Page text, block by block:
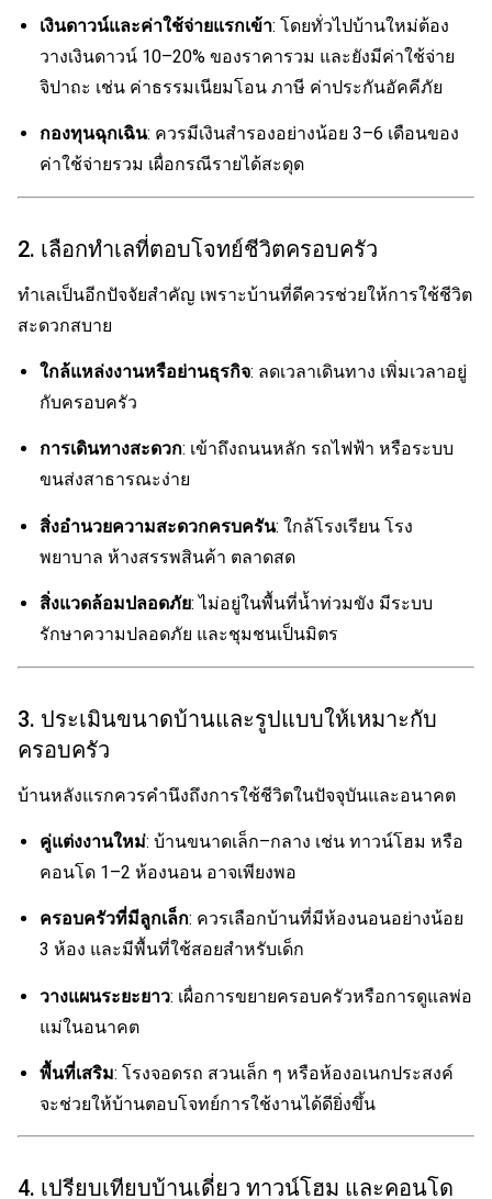
เงินดาวน์และค่าใช้จ่ายแรกเข้า: โดยทั่วไปบ้านใหม่ต้อง
วางเงินดาวน์ 10–20% ของราคารวม และยังมีค่าใช้จ่าย
จิปาถะ เช่น ค่าธรรมเนียมโอน ภาษี ค่าประกันอัคคีภัย
กองทุนฉุกเฉิน: ควรมีเงินสำรองอย่างน้อย 3–6 เดือนของ
ค่าใช้จ่ายรวม เผื่อกรณีรายได้สะดุด
2. เลือกทำเลที่ตอบโจทย์ชีวิตครอบครัว
ทำเลเป็นอีกปัจจัยสำคัญ เพราะบ้านที่ดีควรช่วยให้การใช้ชีวิต
สะดวกสบาย
ใกล้แหล่งงานหรือย่านธุรกิจ: ลดเวลาเดินทาง เพิ่มเวลาอยู่
กับครอบครัว
การเดินทางสะดวก: เข้าถึงถนนหลัก รถไฟฟ้า หรือระบบ
ขนส่งสาธารณะง่าย
สิ่งอำนวยความสะดวกครบครัน: ใกล้โรงเรียน โรง
พยาบาล ห้างสรรพสินค้า ตลาดสด
สิ่งแวดล้อมปลอดภัย: ไม่อยู่ในพื้นที่น้ำท่วมขัง มีระบบ
รักษาความปลอดภัย และชุมชนเป็นมิตร
3. ประเมินขนาดบ้านและรูปแบบให้เหมาะกับ
ครอบครัว
บ้านหลังแรกควรคำนึงถึงการใช้ชีวิตในปัจจุบันและอนาคต
คู่แต่งงานใหม่: บ้านขนาดเล็ก–กลาง เช่น ทาวน์โฮม หรือ
คอนโด 1–2 ห้องนอน อาจเพียงพอ
ครอบครัวที่มีลูกเล็ก: ควรเลือกบ้านที่มีห้องนอนอย่างน้อย
3 ห้อง และมีพื้นที่ใช้สอยสำหรับเด็ก
วางแผนระยะยาว: เผื่อการขยายครอบครัวหรือการดูแลพ่อ
แม่ในอนาคต
พื้นที่เสริม: โรงจอดรถ สวนเล็ก ๆ หรือห้องอเนกประสงค์
จะช่วยให้บ้านตอบโจทย์การใช้งานได้ดียิ่งขึ้น
4. เปรียบเทียบบ้านเดี่ยว ทาวน์โฮม และคอนโด